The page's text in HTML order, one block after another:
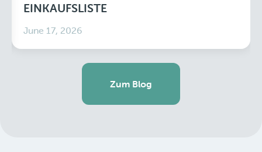
EINKAUFSLISTE
June 17, 2026
Zum Blog